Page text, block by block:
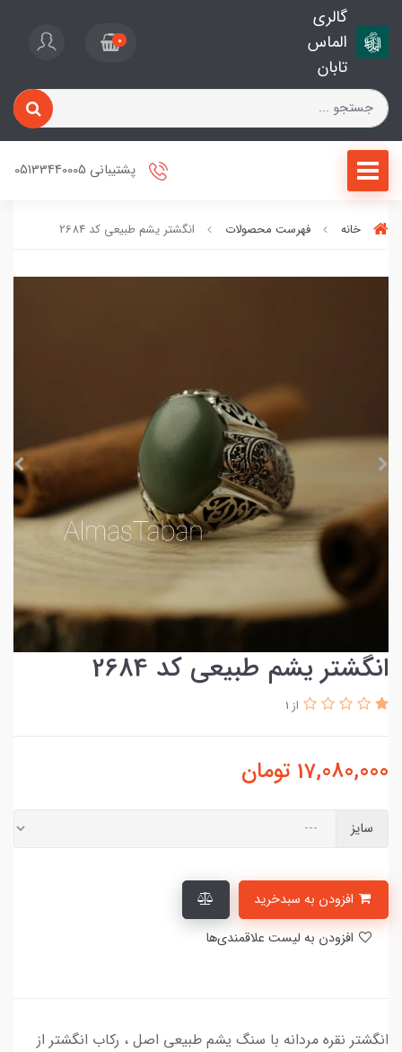
گالری
الماس
تابان
0
پشتیبانی 05133440005
خانه فهرست محصولات انگشتر یشم طبیعی کد 2684
انگشتر یشم طبیعی کد 2684
از 1
17,080,000 تومان
سایز
انگشتر نقره مردانه با سنگ یشم طبیعی اصل ، رکاب انگشتر از